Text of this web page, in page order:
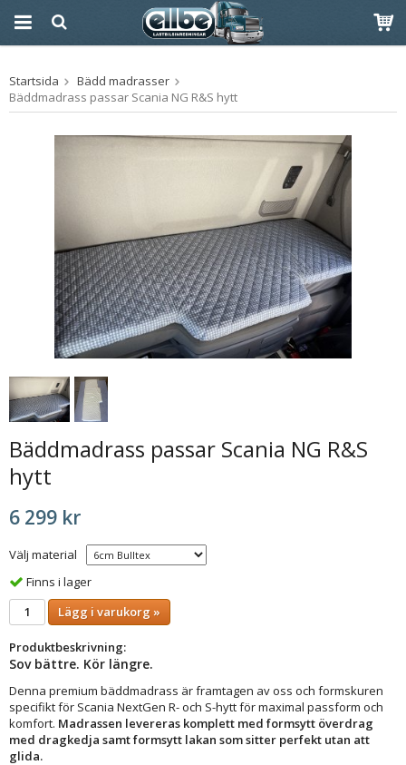
Produkten har blivit
tillagd i varukorgen
Startsida
Bädd madrasser
Bäddmadrass passar Scania NG R&S hytt
Bäddmadrass passar Scania NG R&S
hytt
6 299 kr
Välj material
Finns i lager
Lägg i varukorg »
Produktbeskrivning:
Sov bättre. Kör längre.
Denna premium bäddmadrass är framtagen av oss och formskuren
specifikt för Scania NextGen R- och S-hytt för maximal passform och
komfort. Madrassen levereras komplett med formsytt överdrag
med dragkedja samt formsytt lakan som sitter perfekt utan att
glida.